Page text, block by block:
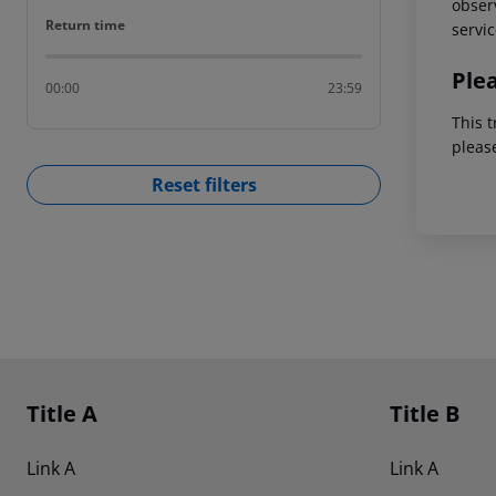
Return time
Return time
00:00 23:59
Reset filters
This
Footer navigation
Title A
Link A
Title B
Link A